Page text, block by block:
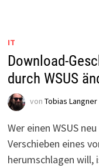
IT
Download-
durch WSUS
von Tobias Langner
Wer einen WSUS
Verschieben eines
herumschlagen will,